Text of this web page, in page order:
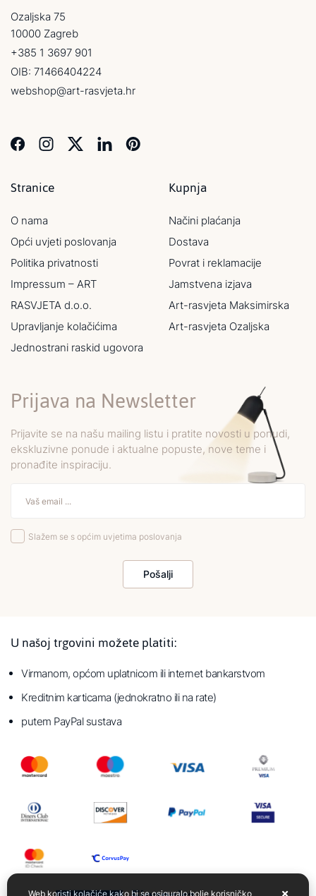
Ozaljska 75
10000 Zagreb
+385 1 3697 901
OIB: 71466404224
webshop@art-rasvjeta.hr
Stranice
O nama
Opći uvjeti poslovanja
Politika privatnosti
Impressum – ART
RASVJETA d.o.o.
Upravljanje kolačićima
Jednostrani raskid ugovora
Kupnja
Načini plaćanja
Dostava
Povrat i reklamacije
Jamstvena izjava
Art-rasvjeta Maksimirska
Art-rasvjeta Ozaljska
Prijava na Newsletter
Prijavite se na našu mailing listu i pratite novosti u ponudi,
ekskluzivne ponude i aktualne popuste, nove teme i
pronađite inspiraciju.
Slažem se s općim uvjetima poslovanja
Pošalji
U našoj trgovini možete platiti:
Virmanom, općom uplatnicom ili internet bankarstvom
Kreditnim karticama (jednokratno ili na rate)
putem PayPal sustava
Web koristi kolačiće kako bi se osiguralo bolje korisničko